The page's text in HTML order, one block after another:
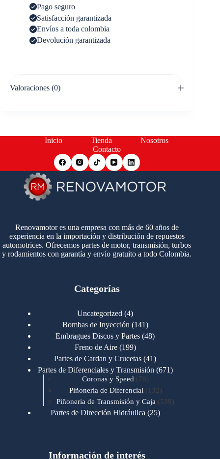
Pago seguro
Satisfacción garantizada
Envíos a toda colombia
Devolución garantizada
Valoraciones (0)
Inicio Tienda
Nosotros
Contacto
Renovamotor es una empresa con más de 60 años de
experiencia en la importación y distribución de repuestos
automotrices. Ofrecemos partes de motor, transmisión, turbos
y rodamientos con garantía y envío gratuito a todo Colombia.
Categorías
Uncategorized 44
productos
Bombas de Inyección 141141
productos
Embragues Discos y Partes 4848
Freno de Aire 199199
productos
Partes de Cardan y Crucetas 4141
productos
Partes de Diferenciales y Transmisión 671671
Coronas y Speed 7676
productos
Piñoneria de Diferencial 132 132
productos
Piñoneria de Transmisión y Caja 539539
Partes de Dirección Hidráulica 2525
Motores Cummins 723
Información de interés